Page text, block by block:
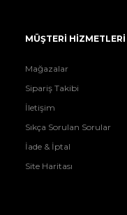
MÜŞTERİ HİZMETLERİ
Mağazalar
Sipariş Takibi
İletişim
Sıkça Sorulan Sorular
İade & İptal
Site Haritası